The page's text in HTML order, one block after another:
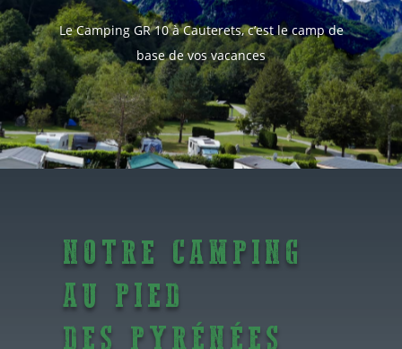
Le Camping GR 10 à Cauterets, c’est le camp de
base de vos vacances
NOTRE CAMPING
AU PIED
DES PYRÉNÉES